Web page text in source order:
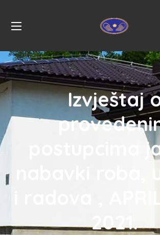
Izvještaj
postupcima
nabavki roba,
i radova ,
2021.